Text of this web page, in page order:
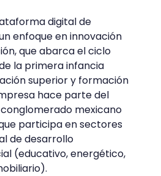
digital de
enfoque en innovación
que abarca el ciclo
la primera infancia
superior y formación
hace parte del
mexicano
que participa en sectores
de desarrollo
(educativo, energético,